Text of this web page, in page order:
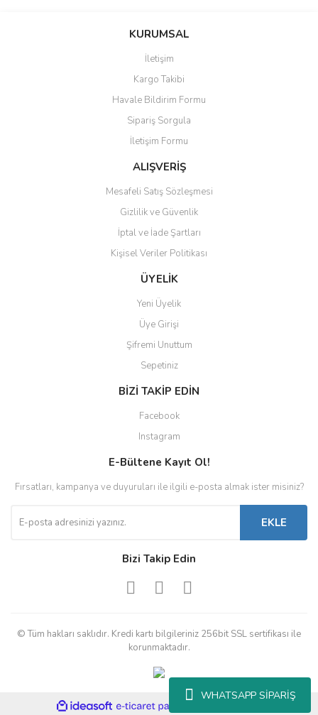
WHATSAPP SİPARİŞ
KURUMSAL
İletişim
Kargo Takibi
Havale Bildirim Formu
Sipariş Sorgula
İletişim Formu
ALIŞVERİŞ
Mesafeli Satış Sözleşmesi
Gizlilik ve Güvenlik
İptal ve İade Şartları
Kişisel Veriler Politikası
ÜYELİK
Yeni Üyelik
Üye Girişi
Şifremi Unuttum
Sepetiniz
BİZİ TAKİP EDİN
Facebook
Instagram
E-Bültene Kayıt Ol!
Fırsatları, kampanya ve duyuruları ile ilgili e-posta almak ister misiniz?
EKLE
Bizi Takip Edin
© Tüm hakları saklıdır. Kredi kartı bilgileriniz 256bit SSL sertifikası ile
korunmaktadır.
ideasoft